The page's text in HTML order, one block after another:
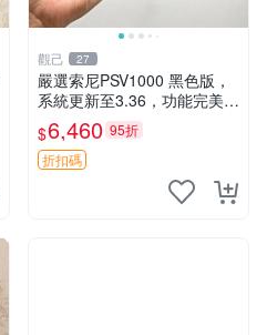
觀己 27
嚴選索尼PSV1000 黑色版，
系統更新至3.36，功能完美屏
幕清晰，附贈原裝充電線。全
新未拆封，內存卡另售。 PS
V1000 PSV 紅包版
$6,460 95折
折扣碼